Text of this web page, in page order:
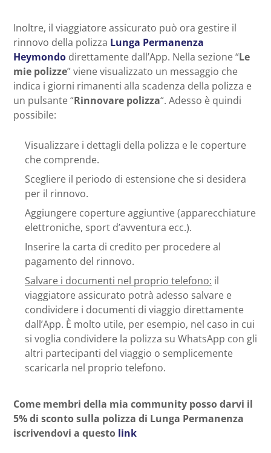
Inoltre, il viaggiatore assicurato può ora gestire il
rinnovo della polizza Lunga Permanenza
Heymondo direttamente dall’App. Nella sezione “Le
mie polizze” viene visualizzato un messaggio che
indica i giorni rimanenti alla scadenza della polizza e
un pulsante “Rinnovare polizza“. Adesso è quindi
possibile:
Visualizzare i dettagli della polizza e le coperture
che comprende.
Scegliere il periodo di estensione che si desidera
per il rinnovo.
Aggiungere coperture aggiuntive (apparecchiature
elettroniche, sport d’avventura ecc.).
Inserire la carta di credito per procedere al
pagamento del rinnovo.
Salvare i documenti nel proprio telefono: il
viaggiatore assicurato potrà adesso salvare e
condividere i documenti di viaggio direttamente
dall’App. È molto utile, per esempio, nel caso in cui
si voglia condividere la polizza su WhatsApp con gli
altri partecipanti del viaggio o semplicemente
scaricarla nel proprio telefono.
Come membri della mia community posso darvi il
5% di sconto sulla polizza di Lunga Permanenza
iscrivendovi a questo link